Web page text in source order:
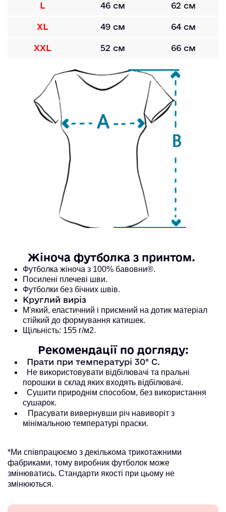
L 46 см 62 см
XL 49 см 64 см
XXL 52 см 66 см
Жіноча футболка з принтом.
Футболка жіноча з 100% бавовни®.
Посилені плечеві шви.
Футболки без бічних швів.
Круглий виріз
М'який, еластичний і приємний на дотик матеріал
стійкий до формування катишек.
Щільність: 155 г/м2.
Рекомендації по догляду:
Прати при температурі 30° С.
Не використовувати відбілювачі та пральні
порошки в склад яких входять відбілювачі.
Сушити природнім способом, без використання
сушарок.
Прасувати вивернувши річ навиворіт з
мінімальною температурі праски.
*Ми співпрацюємо з декількома трикотажними
фабриками, тому виробник футболок може
змінюватись. Стандарти якості при цьому не
змінюються.